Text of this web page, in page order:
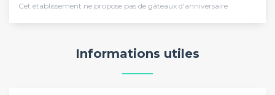
Cet établissement ne propose pas de gâteaux d'anniversaire
Informations utiles